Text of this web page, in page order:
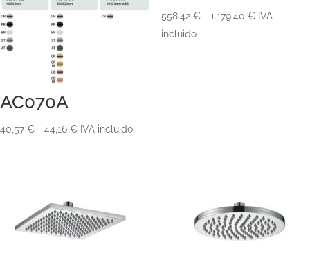
AC070A
40,57 € - 44,16 €Rango
hasta
44,16 €
IVA incluido
558,42 € - 1.179,40 €Rango
IVA
incluido